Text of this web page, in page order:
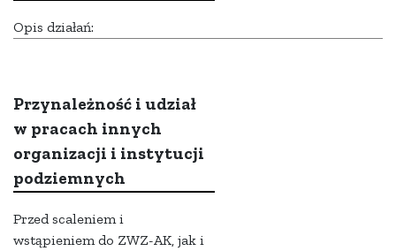
Opis działań:
Przynależność i udział
w pracach innych
organizacji i instytucji
podziemnych
Przed scaleniem i
wstąpieniem do ZWZ-AK, jak i